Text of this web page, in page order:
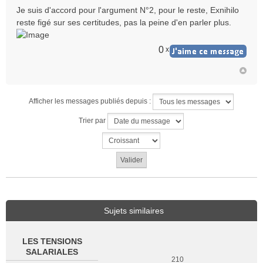
Je suis d'accord pour l'argument N°2, pour le reste, Exnihilo
reste figé sur ses certitudes, pas la peine d'en parler plus.
0 x
Afficher les messages publiés depuis :
Trier par
Sujets similaires
LES TENSIONS
SALARIALES
210